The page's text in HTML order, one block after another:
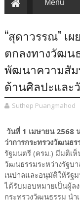
“สุดาวรรณ” เ
ตกลงทางวัฒน
พัฒนาความสัม
ด้านศิลปะและ
Suthep Puangmahod
วันที่ 1 เมษายน 2568
ว่าการกระทรวงวัฒนธ
รัฐมนตรี (ครม.) มีมติเ
วัฒนธรรมระหว่างรัฐบ
เนปาลและอนุมัติให้รัฐ
ได้รับมอบหมายเป็นผู้ล
กระทรวงวัฒนธรรม นำ